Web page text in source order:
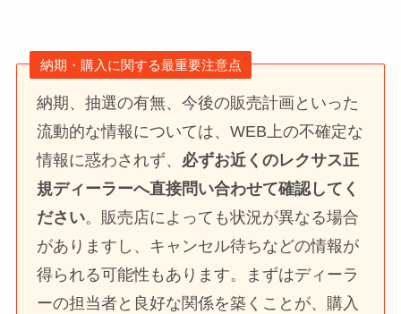
納期・購入に関する最重要注意点
納期、抽選の有無、今後の販売計画といった
流動的な情報については、WEB上の不確定な
情報に惑わされず、 必ずお近くのレクサス正
規ディーラーへ直接問い合わせて確認してく
ださい。販売店によっても状況が異なる場合
がありますし、キャンセル待ちなどの情報が
得られる可能性もあります。まずはディーラ
ーの担当者と良好な関係を築くことが、購入